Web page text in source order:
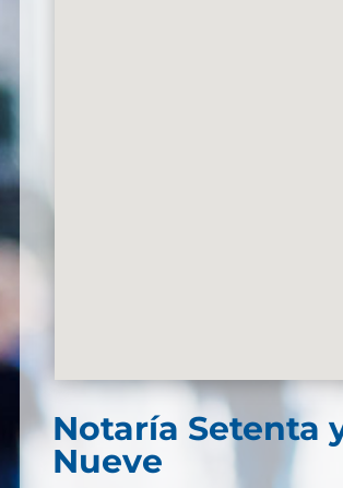
Notaría Setenta
Nueve